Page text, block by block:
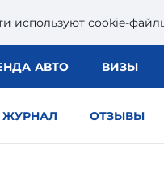
используют сookie-
АВТО ВИЗЫ
ЖУРНАЛ ОТЗЫВЫ